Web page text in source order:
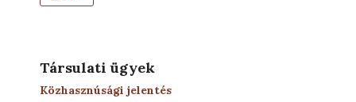
Társulati ügyek
Közhasznúsági jelentés